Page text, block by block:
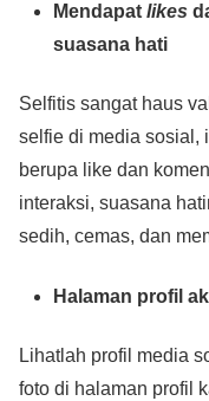
Mendapatlikes
suasana hati
Selfitis sangat haus
selfie di media sosial,
berupa like dan
interaksi, suasana
sedih, cemas, dan
Halaman profil
Lihatlah profil media
foto di halaman profil